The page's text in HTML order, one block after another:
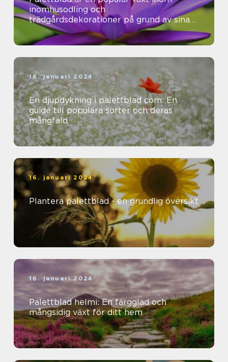
inomhusodling och
trädgårdsdekorationer på grund av sina
vackra färger och mönster
16. januari 2024
En djupdykning i palettblad com: En
guide till populära sorter och deras
mångfald
16. januari 2024
Plantera palettblad - en grundlig översikt
16. januari 2024
Palettblad helmi: En färgglad och
mångsidig växt för ditt hem